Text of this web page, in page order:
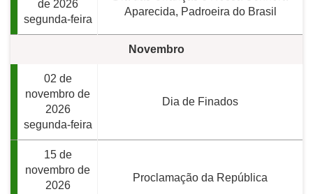
de 2026
segunda-feira
Aparecida, Padroeira do Brasil
Novembro
02 de
novembro de
2026
segunda-feira
Dia de Finados
15 de
novembro de
2026
Proclamação da República